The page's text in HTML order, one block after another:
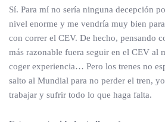
Sí. Para mí no sería ninguna decepción
nivel enorme y me vendría muy bien
con correr el CEV. De hecho, pensando
más razonable fuera seguir en el CEV al
coger experiencia… Pero los trenes no
salto al Mundial para no perder el tren,
trabajar y sufrir todo lo que haga falta.